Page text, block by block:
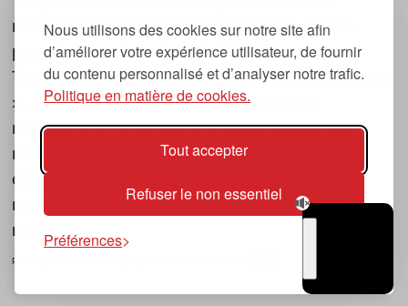
Nous utilisons des cookies sur notre site afin
d’améliorer votre expérience utilisateur, de fournir
du contenu personnalisé et d’analyser notre trafic.
Politique en matière de cookies.
Tout accepter
Refuser le non essentiel
Préférences
musique et les nouvelles tendances, dont la
première parution date de 2007.
Tsugi en japonais signifie « prochain », « suivant
», ce qui correspond à la thématique du
magazine, à l’affût des nouvelles tendances
musicales, qu’elles viennent de la musique
électronique, du rock ou du hip hop, et des
nouveaux phénomènes de société liés à la
musique.
POLITIQUE DE COOKIES (UE)